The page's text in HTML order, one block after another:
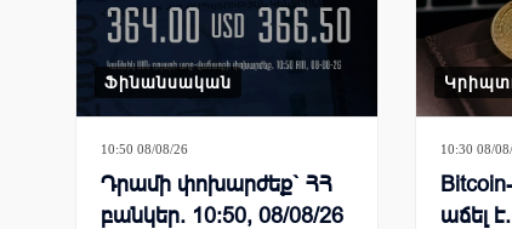
Ֆինանսական
10:50 08/08/26
Դրամի փոխարժեք` ՀՀ
բանկեր. 10:50, 08/08/26
10:30 08/
աճել